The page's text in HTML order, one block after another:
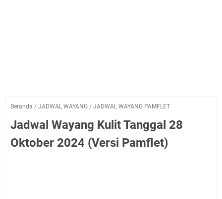
Beranda / JADWAL WAYANG / JADWAL WAYANG PAMFLET
Jadwal Wayang Kulit Tanggal 28
Oktober 2024 (Versi Pamflet)